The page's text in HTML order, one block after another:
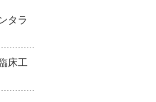
タラ
床工